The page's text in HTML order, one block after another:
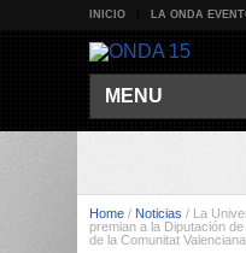
INICIO LA ONDA
MENU
Home / Noticias / La
premian a la Diputación
de la Comunitat Valenciana